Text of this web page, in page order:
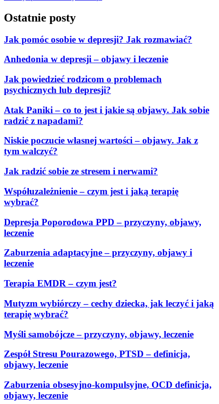
Ostatnie posty
Jak pomóc osobie w depresji? Jak rozmawiać?
Anhedonia w depresji – objawy i leczenie
Jak powiedzieć rodzicom o problemach
psychicznych lub depresji?
Atak Paniki – co to jest i jakie są objawy. Jak sobie
radzić z napadami?
Niskie poczucie własnej wartości – objawy. Jak z
tym walczyć?
Jak radzić sobie ze stresem i nerwami?
Współuzależnienie – czym jest i jaką terapię
wybrać?
Depresja Poporodowa PPD – przyczyny, objawy,
leczenie
Zaburzenia adaptacyjne – przyczyny, objawy i
leczenie
Terapia EMDR – czym jest?
Mutyzm wybiórczy – cechy dziecka, jak leczyć i jaką
terapię wybrać?
Myśli samobójcze – przyczyny, objawy, leczenie
Zespół Stresu Pourazowego, PTSD – definicja,
objawy, leczenie
Zaburzenia obsesyjno-kompulsyjne, OCD definicja,
objawy, leczenie